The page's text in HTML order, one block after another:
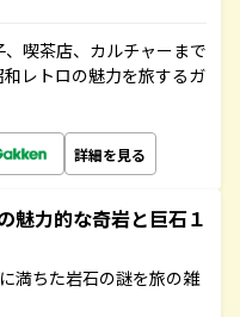
喫茶店、カルチャーまで
レトロの魅力を旅するガ
詳細を見る
力的な奇岩と巨石１
満ちた岩石の謎を旅の雑